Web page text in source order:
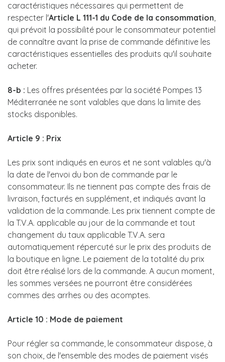
caractéristiques nécessaires qui permettent de
respecter l'Article L 111-1 du Code de la consommation,
qui prévoit la possibilité pour le consommateur potentiel
de connaître avant la prise de commande définitive les
caractéristiques essentielles des produits qu'il souhaite
acheter.
8-b : Les offres présentées par la société Pompes 13
Méditerranée ne sont valables que dans la limite des
stocks disponibles.
Article 9 : Prix
Les prix sont indiqués en euros et ne sont valables qu'à
la date de l'envoi du bon de commande par le
consommateur. Ils ne tiennent pas compte des frais de
livraison, facturés en supplément, et indiqués avant la
validation de la commande. Les prix tiennent compte de
la T.V.A. applicable au jour de la commande et tout
changement du taux applicable T.V.A. sera
automatiquement répercuté sur le prix des produits de
la boutique en ligne. Le paiement de la totalité du prix
doit être réalisé lors de la commande. A aucun moment,
les sommes versées ne pourront être considérées
commes des arrhes ou des acomptes.
Article 10 : Mode de paiement
Pour régler sa commande, le consommateur dispose, à
son choix, de l'ensemble des modes de paiement visés